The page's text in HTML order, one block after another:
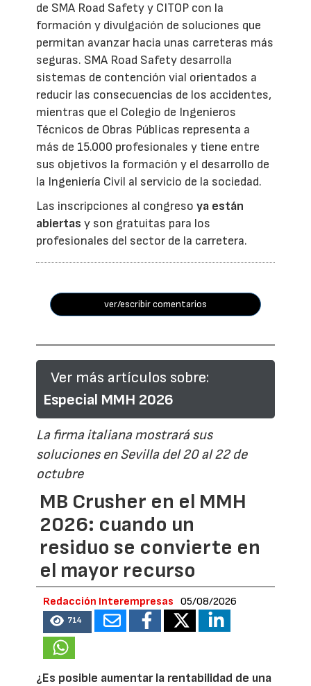
de SMA Road Safety y CITOP con la
formación y divulgación de soluciones que
permitan avanzar hacia unas carreteras más
seguras. SMA Road Safety desarrolla
sistemas de contención vial orientados a
reducir las consecuencias de los accidentes,
mientras que el Colegio de Ingenieros
Técnicos de Obras Públicas representa a
más de 15.000 profesionales y tiene entre
sus objetivos la formación y el desarrollo de
la Ingeniería Civil al servicio de la sociedad.
Las inscripciones al congresoya están
abiertas y son gratuitas para los
profesionales del sector de la carretera.
ver/escribir comentarios
Ver más artículos sobre:
Especial MMH 2026
La firma italiana mostrará sus
soluciones en Sevilla del 20 al 22 de
octubre
MB Crusher en el MMH
2026: cuando un
residuo se convierte en
el mayor recurso
Redacción Interempresas 05/08/2026
714
¿Es posible aumentar la rentabilidad de una